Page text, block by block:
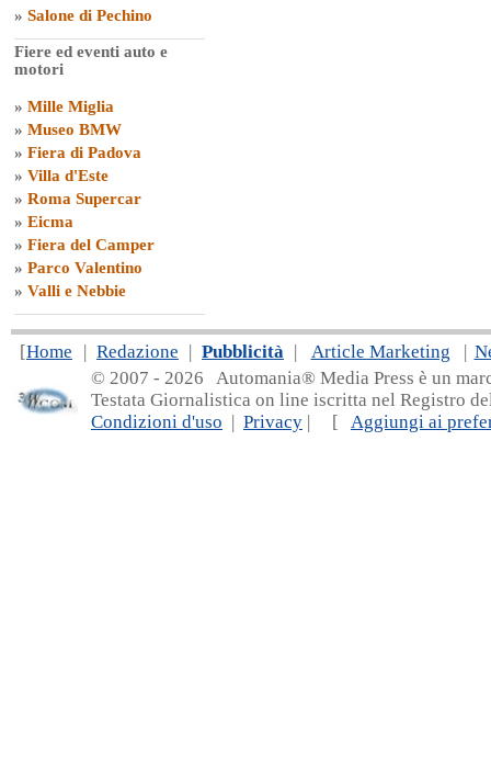
» Salone di Pechino
Fiere ed eventi auto e
motori
» Mille Miglia
» Museo BMW
» Fiera di Padova
» Villa d'Este
» Roma Supercar
» Eicma
» Fiera del Camper
» Parco Valentino
» Valli e Nebbie
[Home | Redazione | Pubblicità | Article Marketing |
© 2007 - 2026 Automania® Media Press è un
Testata Giornalistica on line iscritta nel Registro
Condizioni d'uso | Privacy | [ Aggiungi ai